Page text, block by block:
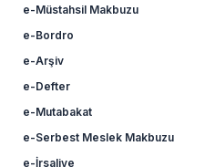
e-Müstahsil Makbuzu
e-Bordro
e-Arşiv
e-Defter
e-Mutabakat
e-Serbest Meslek Makbuzu
e-İrsaliye